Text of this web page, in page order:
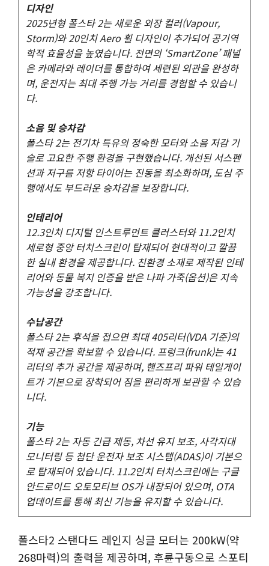
디자인
2025년형 폴스타 2는 새로운 외장 컬러(Vapour,
Storm)와 20인치 Aero 휠 디자인이 추가되어 공기역
학적 효율성을 높였습니다. 전면의 ‘SmartZone’ 패널
은 카메라와 레이더를 통합하여 세련된 외관을 완성하
며, 운전자는 최대 주행 가능 거리를 경험할 수 있습니
다.
소음 및 승차감
폴스타 2는 전기차 특유의 정숙한 모터와 소음 저감 기
술로 고요한 주행 환경을 구현했습니다. 개선된 서스펜
션과 저구름 저항 타이어는 진동을 최소화하며, 도심 주
행에서도 부드러운 승차감을 보장합니다.
인테리어
12.3인치 디지털 인스트루먼트 클러스터와 11.2인치
세로형 중앙 터치스크린이 탑재되어 현대적이고 깔끔
한 실내 환경을 제공합니다. 친환경 소재로 제작된 인테
리어와 동물 복지 인증을 받은 나파 가죽(옵션)은 지속
가능성을 강조합니다.
수납공간
폴스타 2는 후석을 접으면 최대 405리터(VDA 기준)의
적재 공간을 확보할 수 있습니다. 프렁크(frunk)는 41
리터의 추가 공간을 제공하며, 핸즈프리 파워 테일게이
트가 기본으로 장착되어 짐을 편리하게 보관할 수 있습
니다.
기능
폴스타 2는 자동 긴급 제동, 차선 유지 보조, 사각지대
모니터링 등 첨단 운전자 보조 시스템(ADAS)이 기본으
로 탑재되어 있습니다. 11.2인치 터치스크린에는 구글
안드로이드 오토모티브 OS가 내장되어 있으며, OTA
업데이트를 통해 최신 기능을 유지할 수 있습니다.
폴스타2 스탠다드 레인지 싱글 모터는 200kW(약
268마력)의 출력을 제공하며, 후륜구동으로 스포티